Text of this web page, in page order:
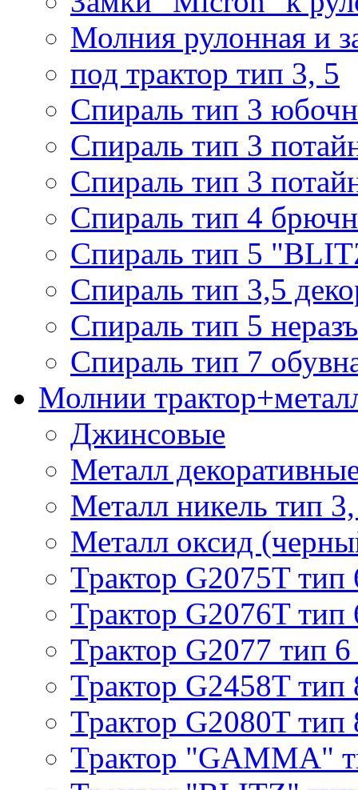
Молния рулонная и
под трактор тип 3, 5
Спираль тип 3
Спираль тип 3
Спираль тип 3
Спираль тип 4
Спираль тип 5
Спираль тип 3,5
Спираль тип 5
Спираль тип 7
Молнии
Джинсовые
Металл
Металл никель тип
Металл оксид
Трактор G2075T тип
Трактор G2076T тип
Трактор G2077 тип 6
Трактор G2458T тип
Трактор G2080T тип
Трактор "GAMMA"